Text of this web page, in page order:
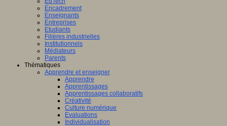
Encadrement
Enseignants
Entreprises
Etudiants
Filières industrielles
Institutionnels
Médiateurs
Parents
Thématiques
Apprendre et enseigner
Apprendre
Apprentissages
Apprentissages collaboratifs
Créativité
Culture numérique
Evaluations
Individualisation